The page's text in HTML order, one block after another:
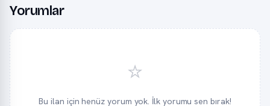
Yorumlar
⭐
Bu ilan için henüz yorum yok. İlk yorumu sen bırak!